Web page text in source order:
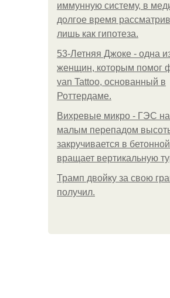
иммунную систему, в
долгое время
лишь как гипотеза.
53-Летняя Джоке - одна
женщин, которым помог
van Tattoo, основанный в
Роттердаме.
Вихревые микро - ГЭС на
малым перепадом
закручивается в
вращает вертикальную
Трамп двойку за свою
получил.